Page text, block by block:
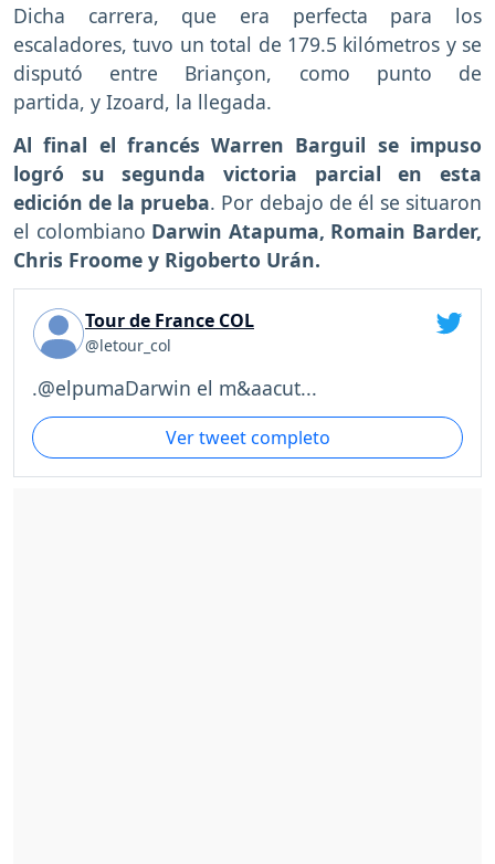
Dicha carrera, que era perfecta para los
escaladores, tuvo un total de 179.5 kilómetros y se
disputó entre Briançon, como punto de
partida, y Izoard, la llegada.
Al final el francés Warren Barguil se impuso
logró su segunda victoria parcial en esta
edición de la prueba. Por debajo de él se situaron
el colombiano Darwin Atapuma, Romain Barder,
Chris Froome y Rigoberto Urán.
Tour de France COL
@letour_col
.@elpumaDarwin el m&aacut...
Ver tweet completo